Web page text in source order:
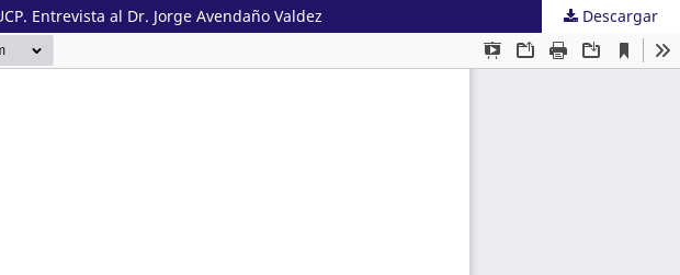
Entrevista al Dr. Jorge Avendaño Valdez Descargar